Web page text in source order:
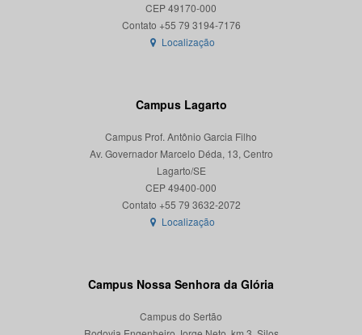
CEP 49170-000
Localização
Campus Lagarto
Campus Prof. Antônio Garcia Filho
Av. Governador Marcelo Déda, 13, Centro
Lagarto/SE
CEP 49400-000
Localização
Campus Nossa Senhora da Glória
Campus do Sertão